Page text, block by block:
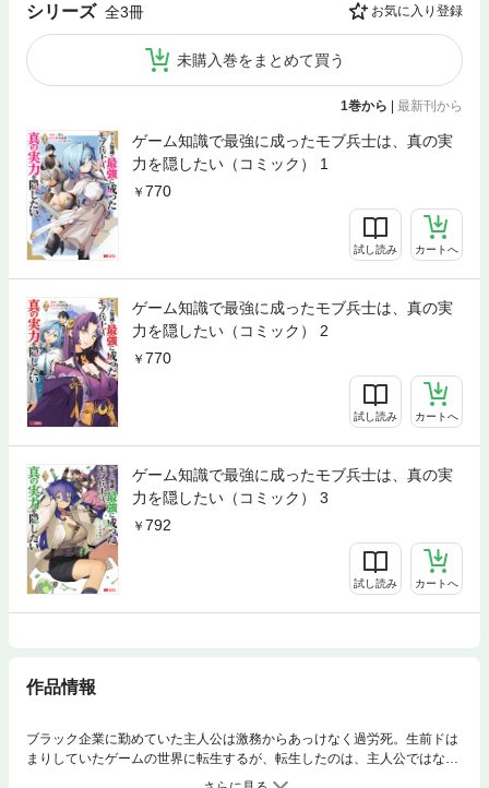
シリーズ 全3冊 お気に入り登録
未購入巻をまとめて買う
1巻から | 最新刊から
ゲーム知識で最強に成ったモブ兵士は、真の実
力を隠したい（コミック） 1
770
試し読み カートへ
ゲーム知識で最強に成ったモブ兵士は、真の実
力を隠したい（コミック） 2
770
試し読み カートへ
ゲーム知識で最強に成ったモブ兵士は、真の実
力を隠したい（コミック） 3
792
試し読み カートへ
作品情報
ブラック企業に勤めていた主人公は激務からあっけなく過労死。生前ドは
まりしていたゲームの世界に転生するが、転生したのは、主人公ではな
く、ただのモブ兵士シルヴァ。危険なゲーム世界で身を守るため原作知識